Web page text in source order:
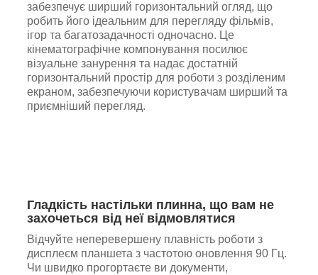
забезпечує ширший горизонтальний огляд, що
робить його ідеальним для перегляду фільмів,
ігор та багатозадачності одночасно. Це
кінематографічне компонування посилює
візуальне занурення та надає достатній
горизонтальний простір для роботи з розділеним
екраном, забезпечуючи користувачам ширший та
приємніший перегляд.
Гладкість настільки плинна, що вам не
захочеться від неї відмовлятися
Відчуйте неперевершену плавність роботи з
дисплеєм планшета з частотою оновлення 90 Гц.
Чи швидко прогортаєте ви документи,